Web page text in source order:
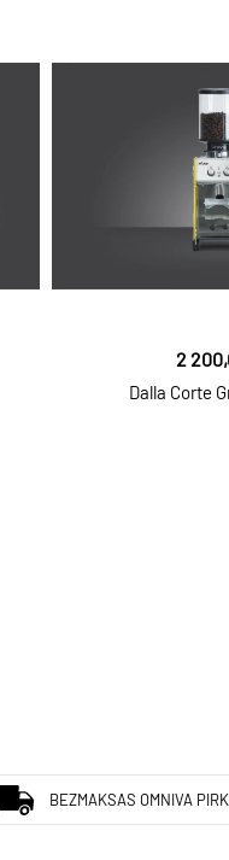
2
Dalla Corte
BEZMAKSAS OMNIVA